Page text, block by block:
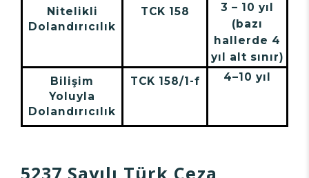
Nitelikli
Dolandırıcılık
TCK 158
3 – 10 yıl
(bazı
hallerde 4
yıl alt sınır)
Bilişim
Yoluyla
Dolandırıcılık
TCK 158/1-f 4–10 yıl